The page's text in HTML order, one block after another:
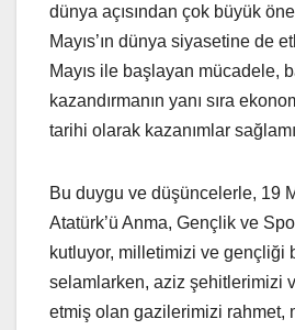
dünya açısından çok büyük
Mayıs’ın dünya siyasetine de
Mayıs ile başlayan mücadele,
kazandırmanın yanı sıra
tarihi olarak kazanımlar
Bu duygu ve düşüncelerle, 19
Atatürk’ü Anma, Gençlik ve
kutluyor, milletimizi ve gençliği
selamlarken, aziz şehitlerimizi
etmiş olan gazilerimizi rahmet,